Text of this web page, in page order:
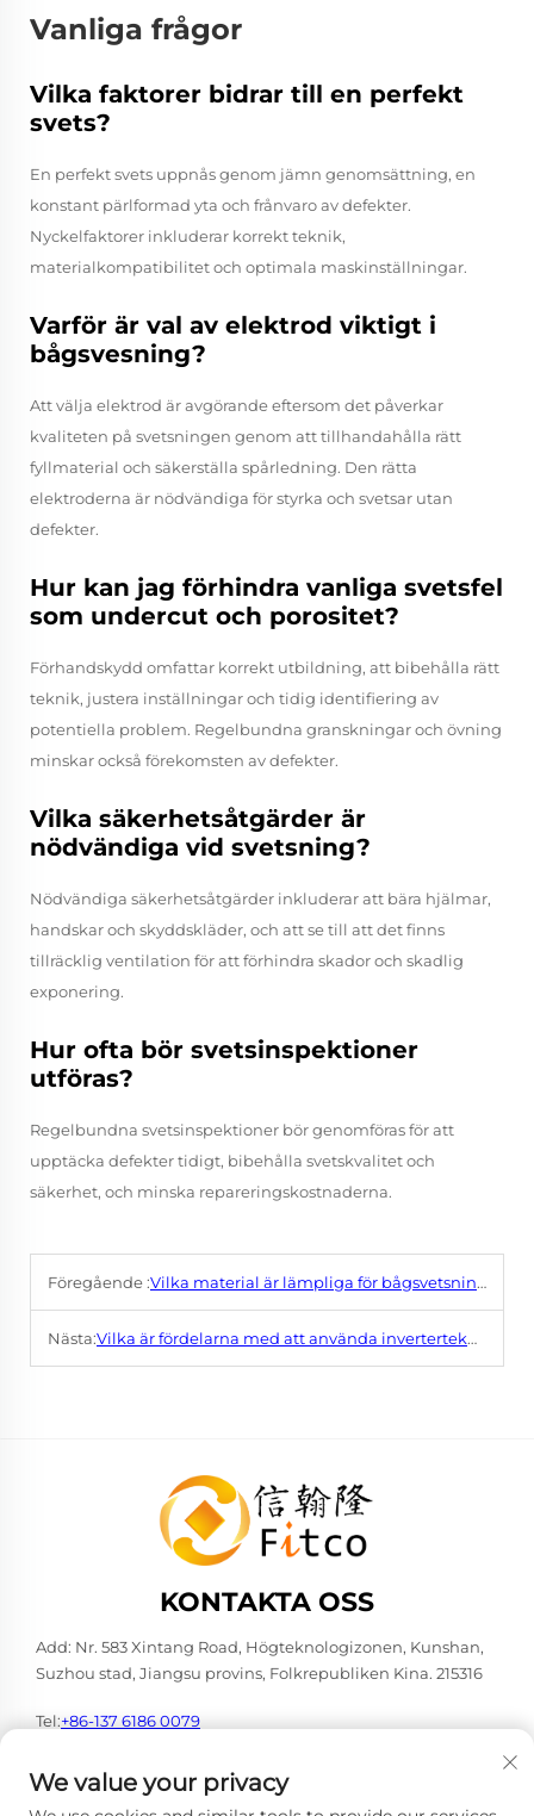
Vanliga frågor
Vilka faktorer bidrar till en perfekt
svets?
En perfekt svets uppnås genom jämn genomsättning, en
konstant pärlformad yta och frånvaro av defekter.
Nyckelfaktorer inkluderar korrekt teknik,
materialkompatibilitet och optimala maskinställningar.
Varför är val av elektrod viktigt i
bågsvesning?
Att välja elektrod är avgörande eftersom det påverkar
kvaliteten på svetsningen genom att tillhandahålla rätt
fyllmaterial och säkerställa spårledning. Den rätta
elektroderna är nödvändiga för styrka och svetsar utan
defekter.
Hur kan jag förhindra vanliga svetsfel
som undercut och porositet?
Förhandskydd omfattar korrekt utbildning, att bibehålla rätt
teknik, justera inställningar och tidig identifiering av
potentiella problem. Regelbundna granskningar och övning
minskar också förekomsten av defekter.
Vilka säkerhetsåtgärder är
nödvändiga vid svetsning?
Nödvändiga säkerhetsåtgärder inkluderar att bära hjälmar,
handskar och skyddskläder, och att se till att det finns
tillräcklig ventilation för att förhindra skador och skadlig
exponering.
Hur ofta bör svetsinspektioner
utföras?
Regelbundna svetsinspektioner bör genomföras för att
upptäcka defekter tidigt, bibehålla svetskvalitet och
säkerhet, och minska repareringskostnaderna.
Föregående :Vilka material är lämpliga för bågsvetsning?
Nästa:Vilka är fördelarna med att använda inverterteknik i bågsammanfogningsmaskiner?
KONTAKTA OSS
Add: Nr. 583 Xintang Road, Högteknologizonen, Kunshan,
Suzhou stad, Jiangsu provins, Folkrepubliken Kina. 215316
Tel:+86-137 6186 0079
[email protected]
We value your privacy